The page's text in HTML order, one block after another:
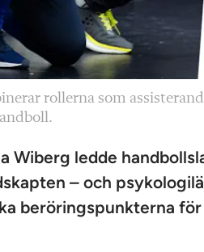
rollerna som
Wiberg ledde
– och
beröringspunkterna